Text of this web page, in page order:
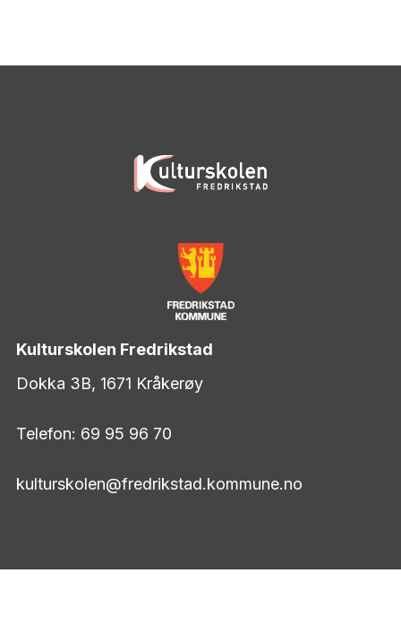
Kulturskolen Fredrikstad
Dokka 3B, 1671 Kråkerøy
Telefon: 69 95 96 70
kulturskolen@fredrikstad.kommune.no